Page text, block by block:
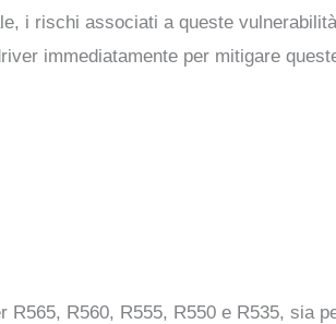
i rischi associati a queste
immediatamente per mitigare
R560, R555, R550 e R535, sia